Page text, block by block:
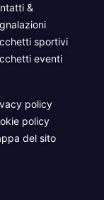
&
sportivi
eventi
policy
policy
del sito